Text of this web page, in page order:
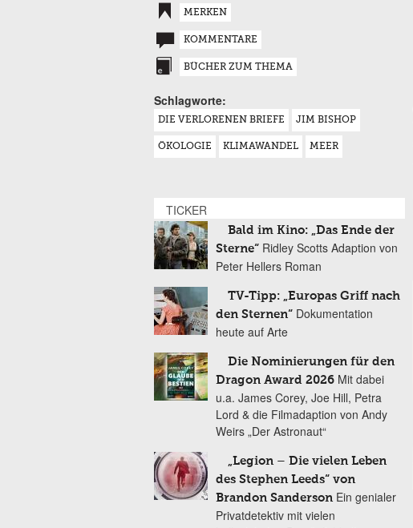
MERKEN
KOMMENTARE
BÜCHER ZUM THEMA
Schlagworte:
DIE VERLORENEN BRIEFE JIM BISHOP
ÖKOLOGIE KLIMAWANDEL MEER
TICKER
Bald im Kino: „Das Ende der
Sterne“ Ridley Scotts Adaption von
Peter Hellers Roman
TV-Tipp: „Europas Griff nach
den Sternen“ Dokumentation
heute auf Arte
Die Nominierungen für den
Dragon Award 2026 Mit dabei
u.a. James Corey, Joe Hill, Petra
Lord & die Filmadaption von Andy
Weirs „Der Astronaut“
„Legion – Die vielen Leben
des Stephen Leeds“ von
Brandon Sanderson Ein genialer
Privatdetektiv mit vielen